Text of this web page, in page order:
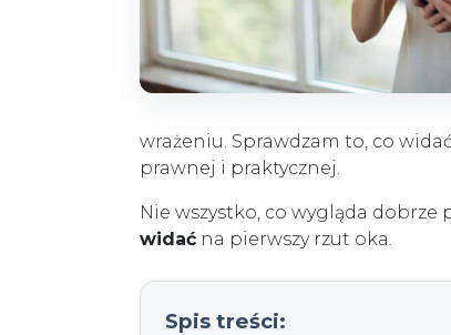
wrażeniu. Sprawdzam to, co
prawnej i praktycznej.
Nie wszystko, co wygląda
widać na pierwszy rzut oka.
Spis treści: